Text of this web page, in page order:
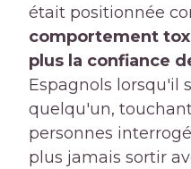
était positionnée
comportement
plus la confiance
Espagnols lorsqu'il
quelqu'un,
personnes
plus jamais sortir